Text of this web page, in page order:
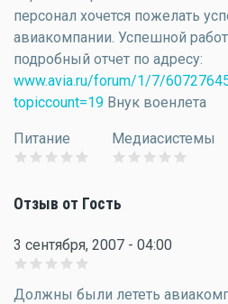
персонал хочется пожелать
авиакомпании. Успешной
подробный отчет по адресу:
www.avia.ru/forum/1/7/
topiccount=19 Внук военлета
Питание Медиасистемы
Отзыв от Гость
3 сентября, 2007 - 04:00
Должны были лететь